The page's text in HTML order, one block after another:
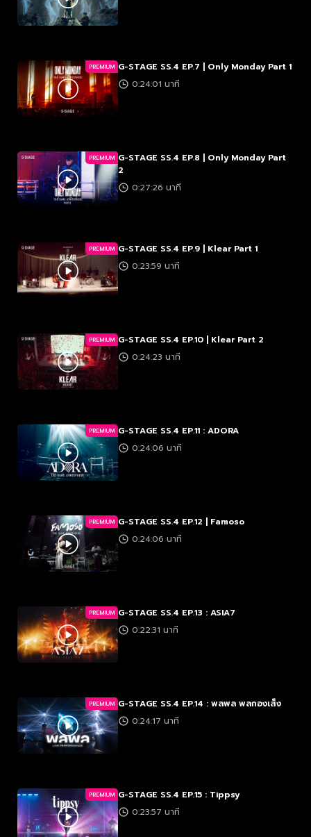
PREMIUM G-STAGE SS.4 EP.7 | Only Monday Part 1
0:24:01 นาที
PREMIUM G-STAGE SS.4 EP.8 | Only Monday Part
2
0:27:26 นาที
PREMIUM G-STAGE SS.4 EP.9 | Klear Part 1
0:23:59 นาที
PREMIUM G-STAGE SS.4 EP.10 | Klear Part 2
0:24:23 นาที
PREMIUM G-STAGE SS.4 EP.11 : ADORA
0:24:06 นาที
PREMIUM G-STAGE SS.4 EP.12 | Famoso
0:24:06 นาที
PREMIUM G-STAGE SS.4 EP.13 : ASIA7
0:22:31 นาที
PREMIUM G-STAGE SS.4 EP.14 : พลพล พลกองเส็ง
0:24:17 นาที
PREMIUM G-STAGE SS.4 EP.15 : Tippsy
0:23:57 นาที